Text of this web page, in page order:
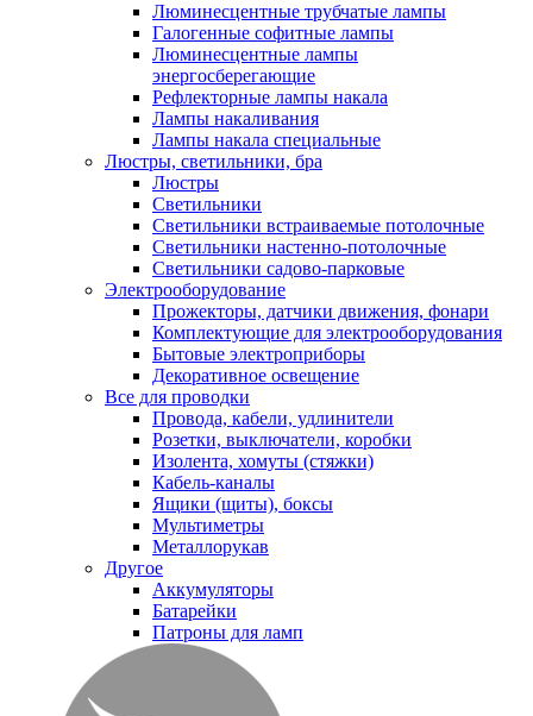
Люминесцентные трубчатые лампы
Галогенные софитные лампы
Люминесцентные лампы
энергосберегающие
Рефлекторные лампы накала
Лампы накаливания
Лампы накала специальные
Люстры, светильники, бра
Люстры
Светильники
Светильники встраиваемые потолочные
Светильники настенно-потолочные
Светильники садово-парковые
Электрооборудование
Прожекторы, датчики движения, фонари
Комплектующие для электрооборудования
Бытовые электроприборы
Декоративное освещение
Все для проводки
Провода, кабели, удлинители
Розетки, выключатели, коробки
Изолента, хомуты (стяжки)
Кабель-каналы
Ящики (щиты), боксы
Мультиметры
Металлорукав
Другое
Аккумуляторы
Батарейки
Патроны для ламп